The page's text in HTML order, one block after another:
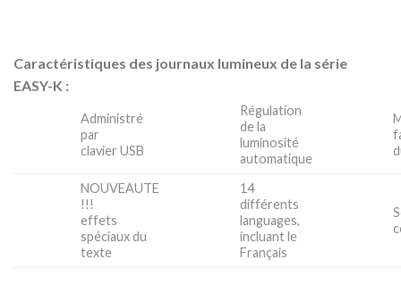
Caractéristiques des journaux lumineux de la série
EASY-K :
Administré
par
clavier USB
Régulation
de la
luminosité
automatique
NOUVEAUTE
!!!
effets
spéciaux du
texte
14
différents
languages,
incluant le
Français